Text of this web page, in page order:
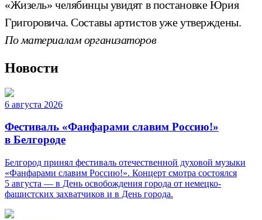
«Жизель» челябинцы увидят в постановке Юрия
Григоровича. Составы артистов уже утверждены.
По материалам организаторов
Новости
6 августа 2026
Фестиваль «Фанфарами славим Россию!»
в Белгороде
Белгород принял фестиваль отечественной духовой музыки
«Фанфарами славим Россию!». Концерт смотра состоялся
5 августа — в День освобождения города от немецко-
фашистских захватчиков и в День города.